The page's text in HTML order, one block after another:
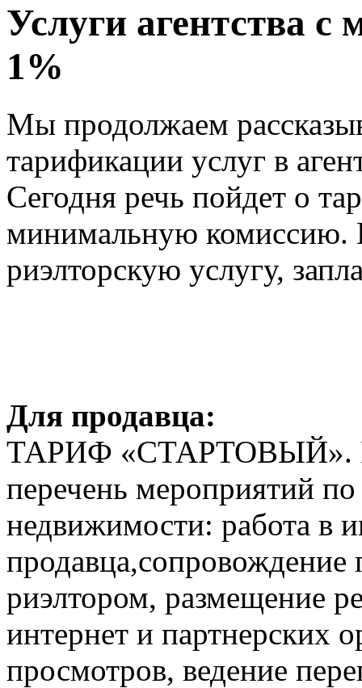
Услуги агентства
1%
Мы продолжаем
тарификации услуг в
Сегодня речь пойдет о
минимальную комиссию.
риэлторскую услугу,
Для продавца:
ТАРИФ «СТАРТОВЫЙ».
перечень мероприятий
недвижимости: работа в
риэлтором, размещение
интернет и партнерских
просмотров, ведение